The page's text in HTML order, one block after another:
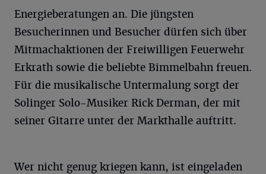
Energieberatungen an. Die jüngsten
Besucherinnen und Besucher dürfen sich über
Mitmachaktionen der Freiwilligen Feuerwehr
Erkrath sowie die beliebte Bimmelbahn freuen.
Für die musikalische Untermalung sorgt der
Solinger Solo-Musiker Rick Derman, der mit
seiner Gitarre unter der Markthalle auftritt.
Wer nicht genug kriegen kann, ist eingeladen